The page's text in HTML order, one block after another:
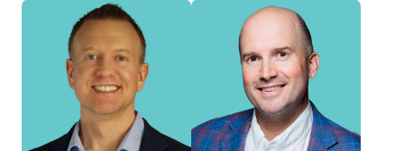
Image Image